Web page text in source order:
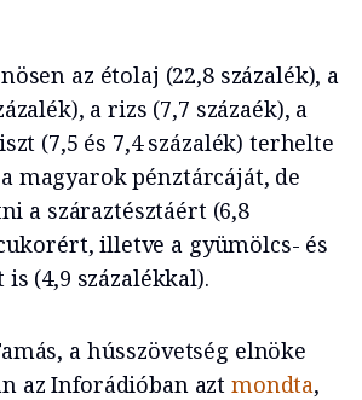
az étolaj (22,8 százalék), a
a rizs (7,7 százaék), a
(7,5 és 7,4 százalék) terhelte
magyarok pénztárcáját, de
a száraztésztáért (6,8
illetve a gyümölcs- és
(4,9 százalékkal).
a hússzövetség elnöke
az Inforádióban azt mondta,